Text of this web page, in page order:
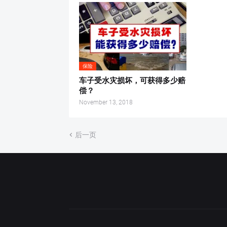
保险
车子受水灾损坏，可获得多少赔
偿？
November 13, 2018
后一页